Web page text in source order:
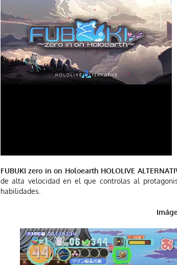
FUBUKI zero in on Holoearth HOLOLIVE
de alta velocidad en el que controlas al
habilidades.